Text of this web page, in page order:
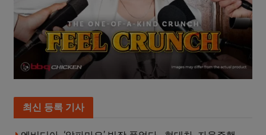
최신 등록 기사